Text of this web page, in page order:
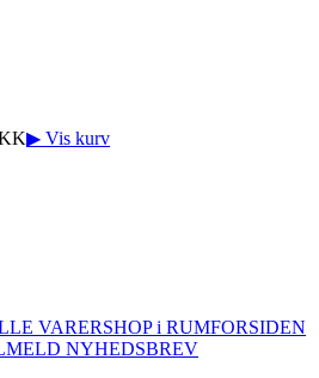
▶ Vis kurv
VARERSHOP i RUMFORSIDEN
NYHEDSBREV